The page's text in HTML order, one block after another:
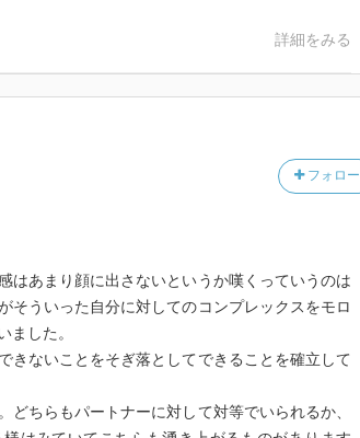
詳細をみる
フォロー
あまり顔に出さないというか嘆くっていうのは
そういった自分に対してのコンプレックスをモロ
ました。
ないことをそぎ落としてできることを確立して
ちらもパートナーに対して対等でいられるか、